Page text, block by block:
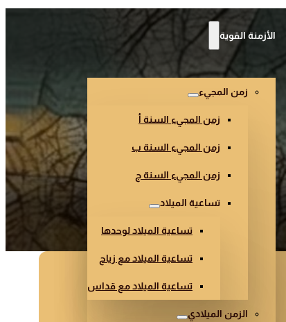
الأزمنة القوية
زمن المجيء
زمن المجيء السنة أ
زمن المجيء السنة ب
زمن المجيء السنة ج
تساعية الميلاد
تساعية الميلاد لوحدها
تساعية الميلاد مع زياح
تساعية الميلاد مع قداس
الزمن الميلادي